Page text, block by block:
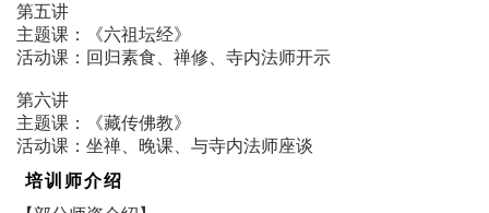
第五讲
主题课：《六祖坛经》
活动课：回归素食、禅修、寺内法师开示
第六讲
主题课：《藏传佛教》
活动课：坐禅、晚课、与寺内法师座谈
培训师介绍